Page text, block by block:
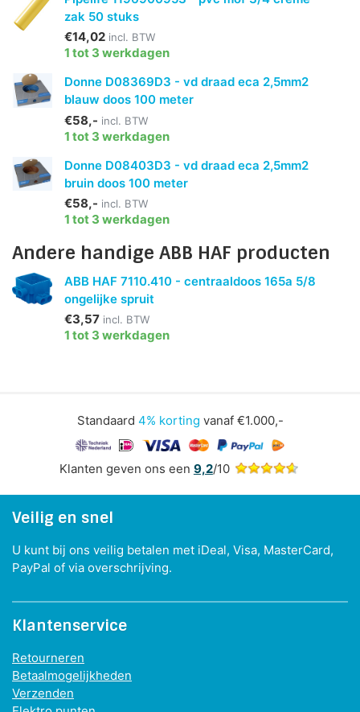
zak 50 stuks
€14,02 incl. BTW
1 tot 3 werkdagen
Donne D08369D3 - vd draad eca 2,5mm2
blauw doos 100 meter
€58,- incl. BTW
1 tot 3 werkdagen
Donne D08403D3 - vd draad eca 2,5mm2
bruin doos 100 meter
€58,- incl. BTW
1 tot 3 werkdagen
Andere handige ABB HAF producten
ABB HAF 7110.410 - centraaldoos 165a 5/8
ongelijke spruit
€3,57 incl. BTW
1 tot 3 werkdagen
Standaard 4% korting vanaf €1.000,-
Klanten geven ons een 9,2/10
Veilig en snel
U kunt bij ons veilig betalen met iDeal, Visa, MasterCard,
PayPal of via overschrijving.
Klantenservice
Retourneren
Betaalmogelijkheden
Verzenden